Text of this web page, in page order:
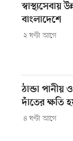
স্বাস্থ্যসেবায়
বাংলাদেশে
২ ঘণ্টা আগে
ঠান্ডা
দাঁতের ক্ষতি
৪ ঘণ্টা আগে